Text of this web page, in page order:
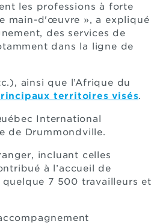
les professions à forte
main-d'œuvre », a expliqué
des services de
dans la ligne de
ainsi que l’Afrique du
territoires visés.
International
de Drummondville.
incluant celles
à l’accueil de
7 500 travailleurs et